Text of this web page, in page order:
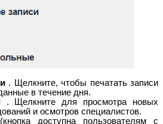
. Щелкните, чтобы печатать записи
в течение дня.
. Щелкните для просмотра новых
и осмотров специалистов.
доступна пользователям с